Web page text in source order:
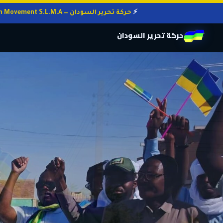
حركة تحرير السودان — Sudan Liberation Movement S.L.M.A
حركة تحرير السودان